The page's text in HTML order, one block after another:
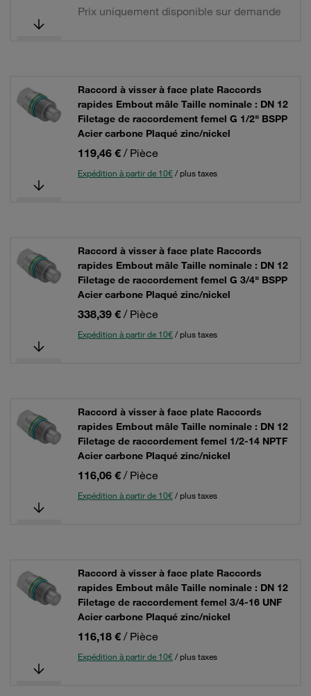
Prix uniquement disponible sur demande
Raccord à visser à face plate Raccords
rapides Embout mâle Taille nominale : DN 12
Filetage de raccordement femel G 1/2" BSPP
Acier carbone Plaqué zinc/nickel
119,46 € / Pièce
Expédition à partir de 10€/ plus taxes
Raccord à visser à face plate Raccords
rapides Embout mâle Taille nominale : DN 12
Filetage de raccordement femel G 3/4" BSPP
Acier carbone Plaqué zinc/nickel
338,39 € / Pièce
Expédition à partir de 10€/ plus taxes
Raccord à visser à face plate Raccords
rapides Embout mâle Taille nominale : DN 12
Filetage de raccordement femel 1/2-14 NPTF
Acier carbone Plaqué zinc/nickel
116,06 € / Pièce
Expédition à partir de 10€/ plus taxes
Raccord à visser à face plate Raccords
rapides Embout mâle Taille nominale : DN 12
Filetage de raccordement femel 3/4-16 UNF
Acier carbone Plaqué zinc/nickel
116,18 € / Pièce
Expédition à partir de 10€/ plus taxes